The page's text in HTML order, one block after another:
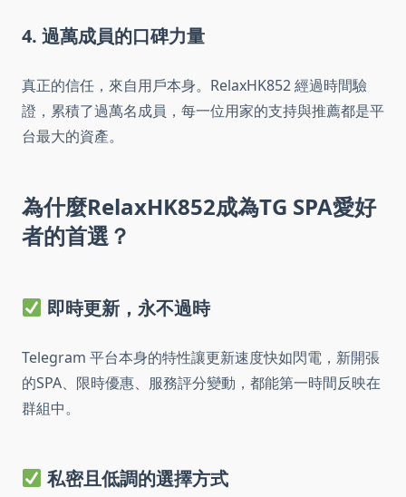
4. 過萬成員的口碑力量
真正的信任，來自用戶本身。RelaxHK852 經過時間驗
證，累積了過萬名成員，每一位用家的支持與推薦都是平
台最大的資產。
為什麼RelaxHK852成為TG SPA愛好
者的首選？
即時更新，永不過時
Telegram 平台本身的特性讓更新速度快如閃電，新開張
的SPA、限時優惠、服務評分變動，都能第一時間反映在
群組中。
私密且低調的選擇方式